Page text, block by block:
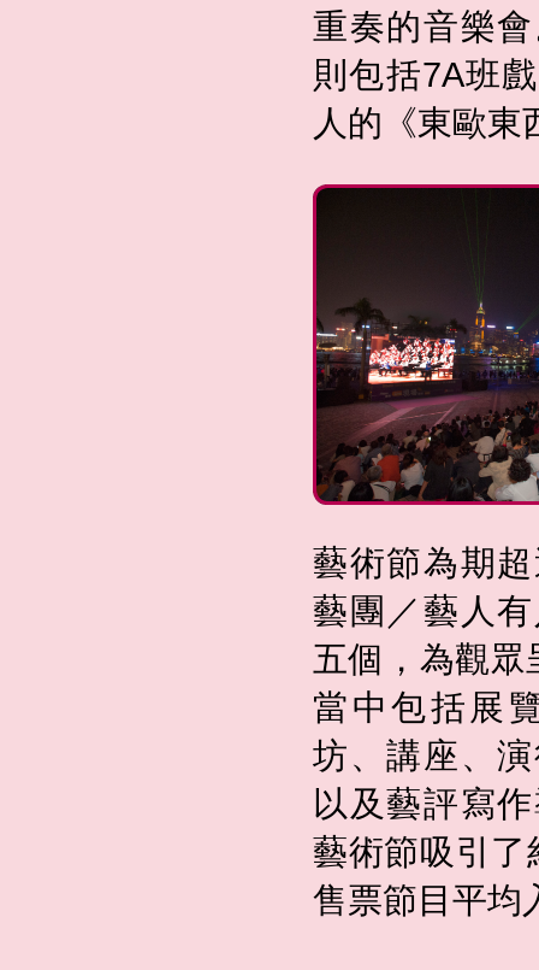
重奏的音樂
則包括7A班
人的《東歐東
藝術節為期
藝團／藝人
五個，為觀眾
當中包括展
坊、講座、
以及藝評寫
藝術節吸引了
售票節目平均